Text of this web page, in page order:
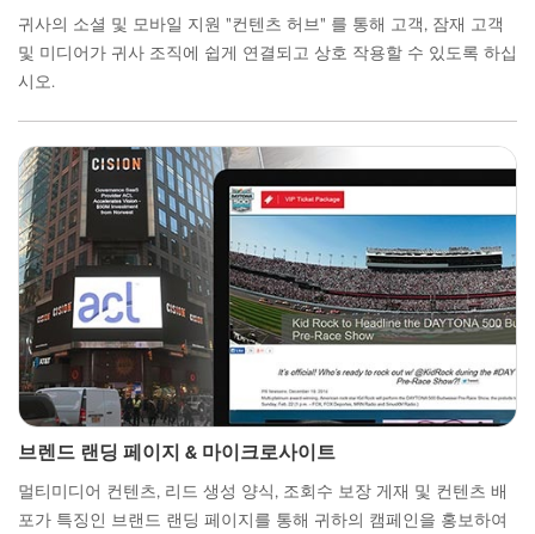
귀사의 소셜 및 모바일 지원 "컨텐츠 허브" 를 통해 고객, 잠재 고객
및 미디어가 귀사 조직에 쉽게 연결되고 상호 작용할 수 있도록 하십
시오.
브렌드 랜딩 페이지 & 마이크로사이트
멀티미디어 컨텐츠, 리드 생성 양식, 조회수 보장 게재 및 컨텐츠 배
포가 특징인 브랜드 랜딩 페이지를 통해 귀하의 캠페인을 홍보하여